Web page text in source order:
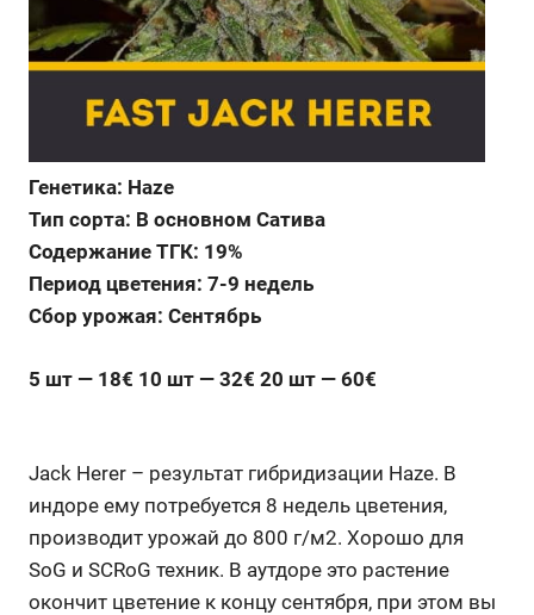
Генетика: Haze
Тип сорта: В основном Сатива
Содержание ТГК: 19%
Период цветения: 7-9 недель
Сбор урожая: Сентябрь
5 шт — 18€ 10 шт — 32€ 20 шт — 60€
Jack Herer – результат гибридизации Haze. В
индоре ему потребуется 8 недель цветения,
производит урожай до 800 г/м2. Хорошо для
SoG и SCRoG техник. В аутдоре это растение
окончит цветение к концу сентября, при этом вы